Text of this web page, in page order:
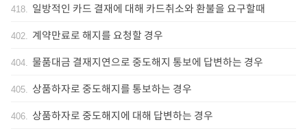
418. 일방적인 카드 결재에 대해 카드취소와 환불을 요구할때
402. 계약만료로 해지를 요청할 경우
404. 물품대금 결재지연으로 중도해지 통보에 답변하는 경우
405. 상품하자로 중도해지를 통보하는 경우
406. 상품하자로 중도해지에 대해 답변하는 경우